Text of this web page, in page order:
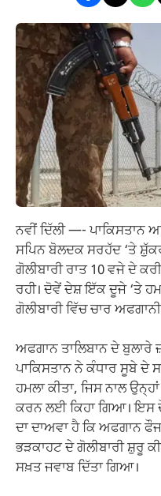
ਨਵੀਂ ਦਿੱਲੀ —- ਪਾਕਿਸਤਾਨ
ਸਪਿਨ ਬੋਲਦਕ ਸਰਹੱਦ ‘ਤੇ
ਗੋਲੀਬਾਰੀ ਰਾਤ 10 ਵਜੇ ਦੇ
ਰਹੀ। ਦੋਵੇਂ ਦੇਸ਼ ਇੱਕ ਦੂਜੇ ‘ਤੇ
ਗੋਲੀਬਾਰੀ ਵਿੱਚ ਚਾਰ
ਅਫਗਾਨ ਤਾਲਿਬਾਨ ਦੇ ਬੁਲਾਰੇ
ਪਾਕਿਸਤਾਨ ਨੇ ਕੰਧਾਰ ਸੂਬੇ ਦੇ
ਹਮਲਾ ਕੀਤਾ, ਜਿਸ ਨਾਲ
ਕਰਨ ਲਈ ਕਿਹਾ ਗਿਆ। ਇਸ
ਦਾ ਦਾਅਵਾ ਹੈ ਕਿ ਅਫਗਾਨ
ਭੜਕਾਹਟ ਦੇ ਗੋਲੀਬਾਰੀ ਸ਼ੁਰੂ
ਸਖ਼ਤ ਜਵਾਬ ਦਿੱਤਾ ਗਿਆ।